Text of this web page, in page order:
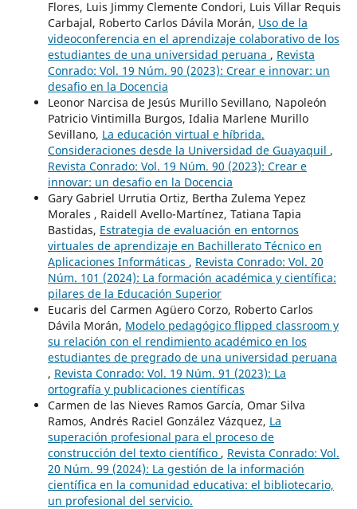
Flores, Luis Jimmy Clemente Condori, Luis Villar Requis
Carbajal, Roberto Carlos Dávila Morán, Uso de la
videoconferencia en el aprendizaje colaborativo de los
estudiantes de una universidad peruana , Revista
Conrado: Vol. 19 Núm. 90 (2023): Crear e innovar: un
desafio en la Docencia
Leonor Narcisa de Jesús Murillo Sevillano, Napoleón
Patricio Vintimilla Burgos, Idalia Marlene Murillo
Sevillano, La educación virtual e híbrida.
Consideraciones desde la Universidad de Guayaquil ,
Revista Conrado: Vol. 19 Núm. 90 (2023): Crear e
innovar: un desafio en la Docencia
Gary Gabriel Urrutia Ortiz, Bertha Zulema Yepez
Morales , Raidell Avello-Martínez, Tatiana Tapia
Bastidas, Estrategia de evaluación en entornos
virtuales de aprendizaje en Bachillerato Técnico en
Aplicaciones Informáticas , Revista Conrado: Vol. 20
Núm. 101 (2024): La formación académica y científica:
pilares de la Educación Superior
Eucaris del Carmen Agüero Corzo, Roberto Carlos
Dávila Morán, Modelo pedagógico flipped classroom y
su relación con el rendimiento académico en los
estudiantes de pregrado de una universidad peruana
, Revista Conrado: Vol. 19 Núm. 91 (2023): La
ortografía y publicaciones científicas
Carmen de las Nieves Ramos García, Omar Silva
Ramos, Andrés Raciel González Vázquez, La
superación profesional para el proceso de
construcción del texto científico , Revista Conrado: Vol.
20 Núm. 99 (2024): La gestión de la información
científica en la comunidad educativa: el bibliotecario,
un profesional del servicio.